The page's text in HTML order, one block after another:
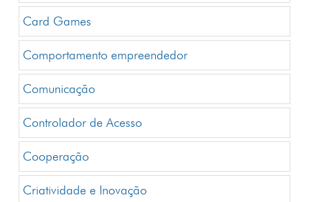
Card Games
Comportamento empreendedor
Comunicação
Controlador de Acesso
Cooperação
Criatividade e Inovação